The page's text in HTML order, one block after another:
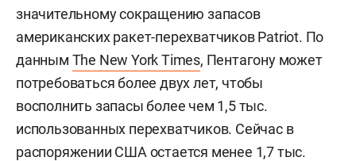
значительному сокращению запасов
американских ракет-перехватчиков Patriot. По
данным The New York Times, Пентагону может
потребоваться более двух лет, чтобы
восполнить запасы более чем 1,5 тыс.
использованных перехватчиков. Сейчас в
распоряжении США остается менее 1,7 тыс.